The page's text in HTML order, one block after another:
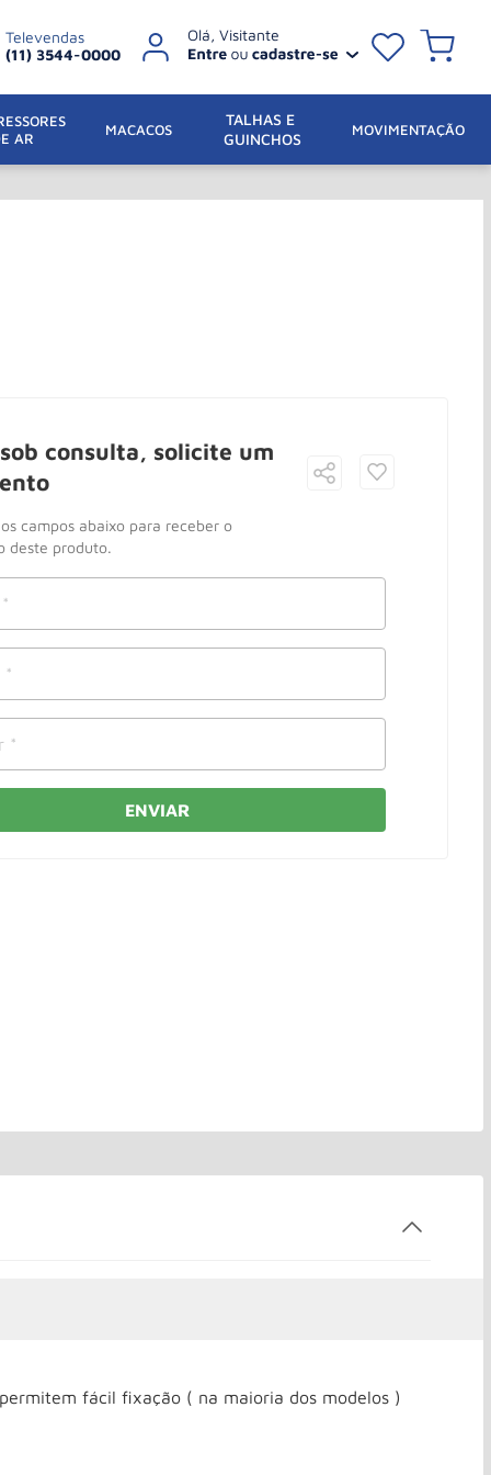
Televendas
(11) 3544-0000
AR
MACACOS
TALHAS E
GUINCHOS
MOVIMENTAÇÃO
consulta, solicite um
campos abaixo para receber o
deste produto.
ENVIAR
fácil fixação ( na maioria dos modelos )